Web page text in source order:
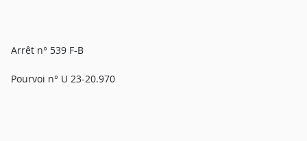
Arrêt n° 539 F-B
Pourvoi n° U 23-20.970